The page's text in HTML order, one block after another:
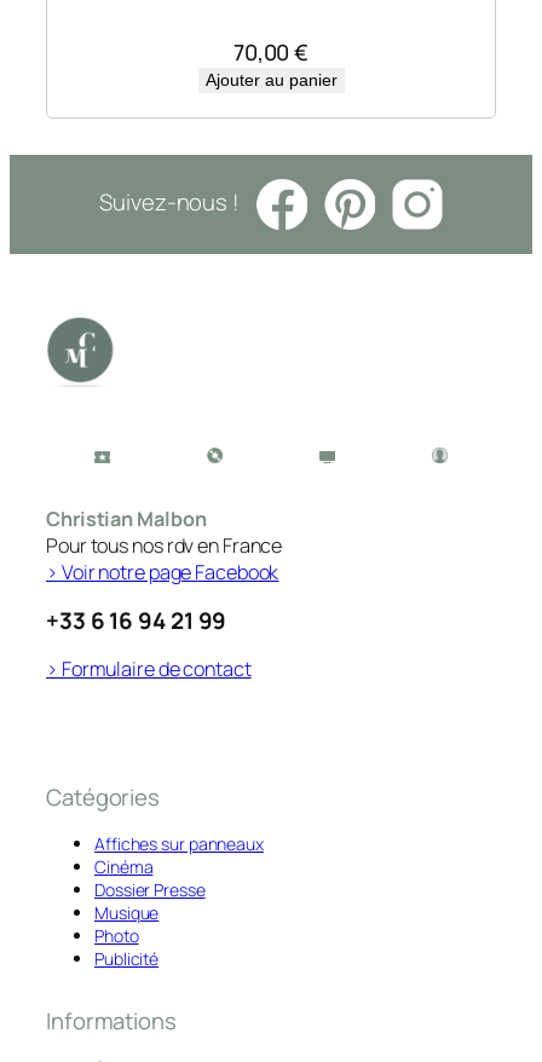
70,00€
Ajouter au panier
Suivez-nous !
Christian Malbon
Pour tous nos rdv en France
> Voir notre page Facebook
+33 6 16 94 21 99
> Formulaire de contact
Catégories
Affiches sur panneaux
Cinéma
Dossier Presse
Musique
Photo
Publicité
Informations